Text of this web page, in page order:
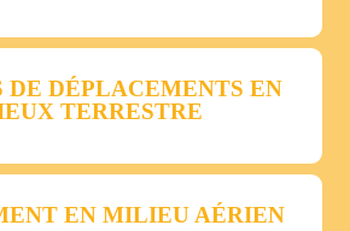
DE DÉPLACEMENTS EN
TERRESTRE
EN MILIEU AÉRIEN